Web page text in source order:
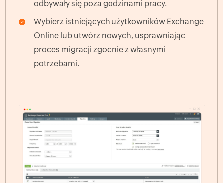
odbywały się poza godzinami pracy.
Wybierz istniejących użytkowników Exchange
Online lub utwórz nowych, usprawniając
proces migracji zgodnie z własnymi
potrzebami.